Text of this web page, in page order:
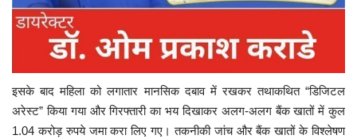
इसके बाद महिला को लगातार मानसिक दबाव में रखकर तथाकथित “डिजिटल
अरेस्ट” किया गया और गिरफ्तारी का भय दिखाकर अलग-अलग बैंक खातों में कुल
1.04 करोड़ रुपये जमा करा लिए गए। तकनीकी जांच और बैंक खातों के विश्लेषण